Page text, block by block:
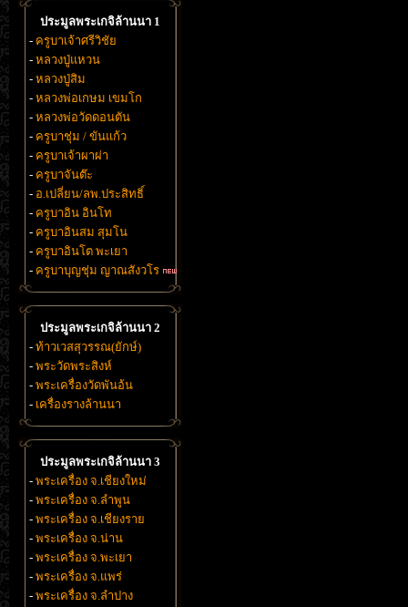
ประมูลพระเกจิล้านนา 1
- ครูบาเจ้าศรีวิชัย
- หลวงปู่แหวน
- หลวงปู่สิม
- หลวงพ่อเกษม เขมโก
- หลวงพ่อวัดดอนตัน
- ครูบาชุ่ม / ขันแก้ว
- ครูบาเจ้าผาผ่า
- ครูบาจันต๊ะ
- อ.เปลี่ยน/ลพ.ประสิทธิ์
- ครูบาอิน อินโท
- ครูบาอินสม สุมโน
- ครูบาอินโต พะเยา
- ครูบาบุญชุ่ม ญาณสังวโร
ประมูลพระเกจิล้านนา 2
- ท้าวเวสสุวรรณ(ยักษ์)
- พระวัดพระสิงห์
- พระเครื่องวัดพันอ้น
- เครื่องรางล้านนา
ประมูลพระเกจิล้านนา 3
- พระเครื่อง จ.เชียงใหม่
- พระเครื่อง จ.ลำพูน
- พระเครื่อง จ.เชียงราย
- พระเครื่อง จ.น่าน
- พระเครื่อง จ.พะเยา
- พระเครื่อง จ.แพร่
- พระเครื่อง จ.ลำปาง